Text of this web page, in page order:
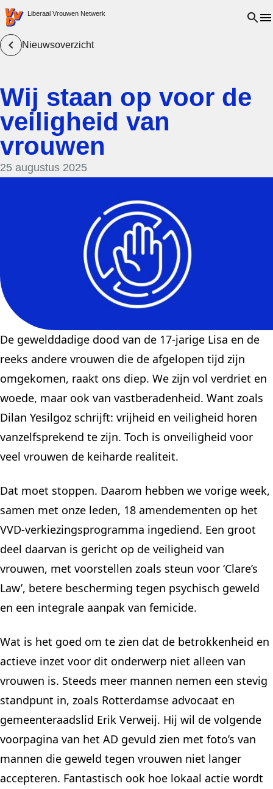
VVD.nl - Ga naar de homepage
Liberaal Vrouwen Netwerk Open
Nieuwsoverzicht
Wij staan op voor de
veiligheid van
vrouwen
25 augustus 2025
De gewelddadige dood van de 17-jarige Lisa en de
reeks andere vrouwen die de afgelopen tijd zijn
omgekomen, raakt ons diep. We zijn vol verdriet en
woede, maar ook van vastberadenheid. Want zoals
Dilan Yesilgoz schrijft: vrijheid en veiligheid horen
vanzelfsprekend te zijn. Toch is onveiligheid voor
veel vrouwen de keiharde realiteit.
Dat moet stoppen. Daarom hebben we vorige week,
samen met onze leden, 18 amendementen op het
VVD-verkiezingsprogramma ingediend. Een groot
deel daarvan is gericht op de veiligheid van
vrouwen, met voorstellen zoals steun voor ‘Clare’s
Law’, betere bescherming tegen psychisch geweld
en een integrale aanpak van femicide.
Wat is het goed om te zien dat de betrokkenheid en
actieve inzet voor dit onderwerp niet alleen van
vrouwen is. Steeds meer mannen nemen een stevig
standpunt in, zoals Rotterdamse advocaat en
gemeenteraadslid Erik Verweij. Hij wil de volgende
voorpagina van het AD gevuld zien met foto’s van
mannen die geweld tegen vrouwen niet langer
accepteren. Fantastisch ook hoe lokaal actie wordt